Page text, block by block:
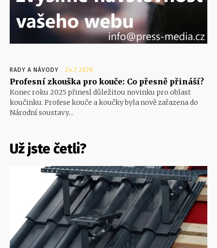
RADY A NÁVODY 24.7.2026
Profesní zkouška pro kouče: Co přesně přináší?
Konec roku 2025 přinesl důležitou novinku pro oblast
koučinku. Profese kouče a koučky byla nově zařazena do
Národní soustavy...
Už jste četli?